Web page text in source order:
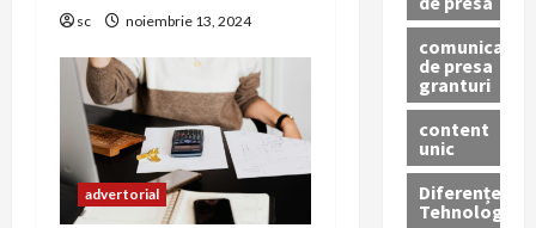
sc noiembrie 13, 2024
advertorial
comunicate
de presa
granturi
content
unic
Diferențe
Tehnologice